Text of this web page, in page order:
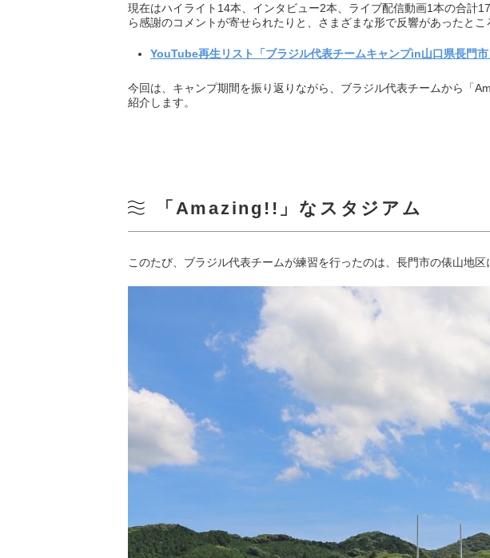
現在はハイライト14本、インタビュー2本、ライブ配信動画1本の合計
ら感謝のコメントが寄せられたりと、さまざまな形で反響があったとこ
YouTube再生リスト「ブラジル代表チームキャンプin山口県長門市
今回は、キャンプ期間を振り返りながら、ブラジル代表チームから「
紹介します。
「Amazing!!」なスタジアム
このたび、ブラジル代表チームが練習を行ったのは、長門市の俵山地区